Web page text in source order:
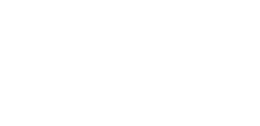
ও পরিচালক
মাধ্যমে নিযুক্ত